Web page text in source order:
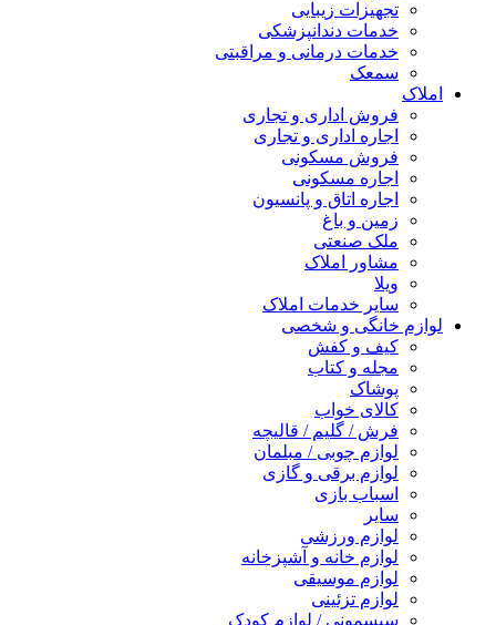
تجهیزات زیبایی
خدمات دندانپزشکی
خدمات درمانی و مراقبتی
سمعک
املاک
فروش اداری و تجاری
اجاره اداری و تجاری
فروش مسکونی
اجاره مسکونی
اجاره اتاق و پانسیون
زمین و باغ
ملک صنعتی
مشاور املاک
ویلا
سایر خدمات املاک
لوازم خانگی و شخصی
کیف و کفش
مجله و کتاب
پوشاک
کالای خواب
فرش / گلیم / قالیچه
لوازم چوبی / مبلمان
لوازم برقی و گازی
اسباب بازی
سایر
لوازم ورزشی
لوازم خانه و آشپزخانه
لوازم موسیقی
لوازم تزئینی
سیسمونی / لوازم کودک